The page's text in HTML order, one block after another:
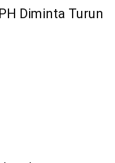
Diminta Turun